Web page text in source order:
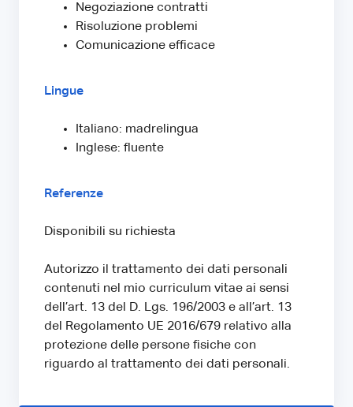
Negoziazione contratti
Risoluzione problemi
Comunicazione efficace
Lingue
Italiano: madrelingua
Inglese: fluente
Referenze
Disponibili su richiesta
Autorizzo il trattamento dei dati personali
contenuti nel mio curriculum vitae ai sensi
dell’art. 13 del D. Lgs. 196/2003 e all’art. 13
del Regolamento UE 2016/679 relativo alla
protezione delle persone fisiche con
riguardo al trattamento dei dati personali.